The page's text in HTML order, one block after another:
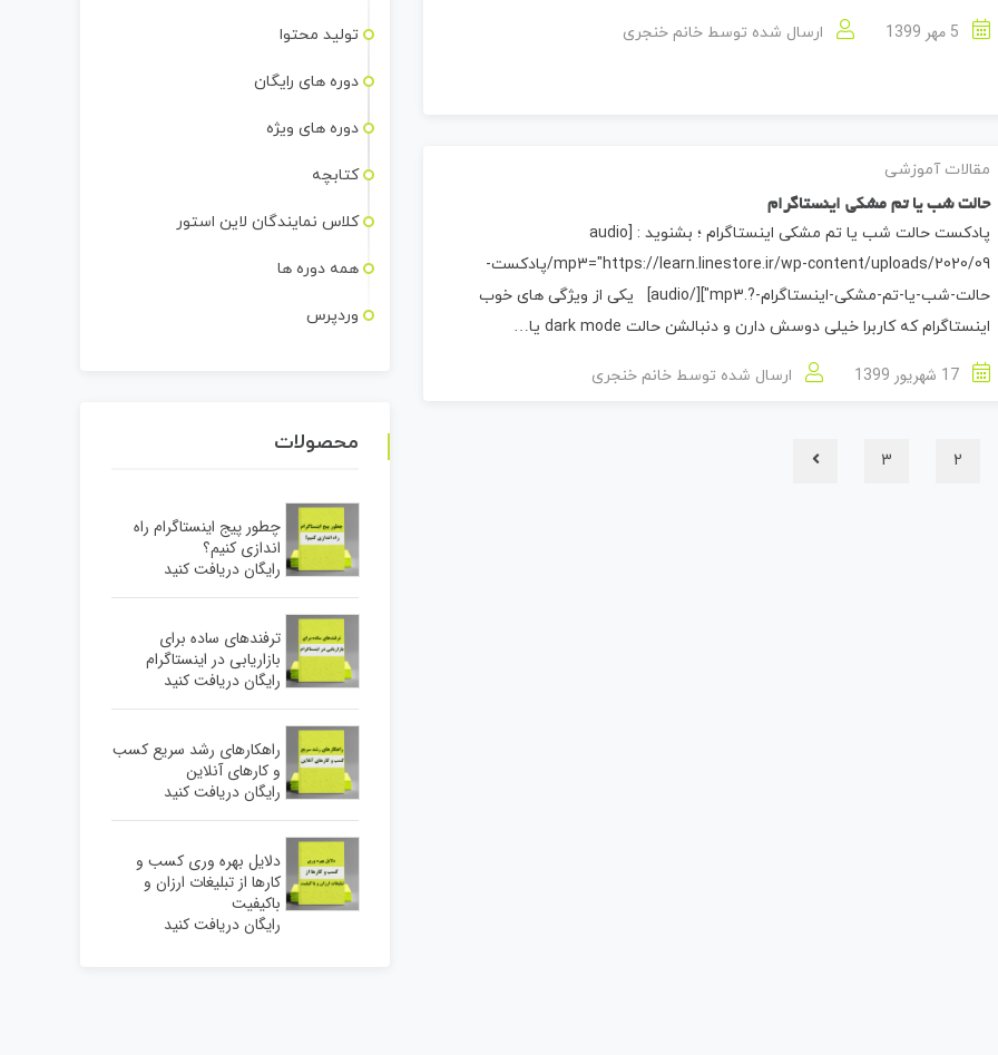
ارسال شده توسط خانم خنجری
مقالات آموزشی
حالت شب یا تم مشکی اینستاگرام
پادکست حالت شب یا تم مشکی اینستاگرام ؛ بشنوید : [audio
mp3="https://learn.linestore.ir/wp-content/uploads/2020/09/پادکست-
حالت-شب-یا-تم-مشکی-اینستاگرام-?.mp3"][/audio] یکی از ویژگی های خوب
اینستاگرام که کاربرا خیلی دوسش دارن و دنبالشن حالت dark mode یا…
ارسال شده توسط خانم خنجری
2
3
تولید محتوا
دوره های رایگان
دوره های ویژه
کتابچه
کلاس نمایندگان لاین استور
همه دوره ها
وردپرس
محصولات
چطور پیج اینستاگرام راه
اندازی کنیم؟
رایگان دریافت کنید
ترفندهای ساده برای
بازاریابی در اینستاگرام
رایگان دریافت کنید
راهکارهای رشد سریع کسب
و کارهای آنلاین
رایگان دریافت کنید
دلایل بهره وری کسب و
کارها از تبلیغات ارزان و
باکیفیت
رایگان دریافت کنید